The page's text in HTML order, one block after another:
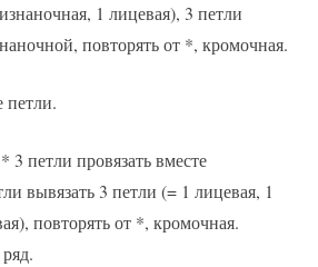
1 лицевая), 3 петли
повторять от *, кромочная.
петли.
3 петли провязать вместе
вывязать 3 петли (= 1 лицевая, 1
повторять от *, кромочная.